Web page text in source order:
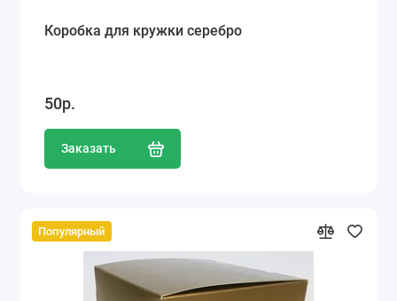
Коробка для кружки серебро
50р.
Заказать
Популярный